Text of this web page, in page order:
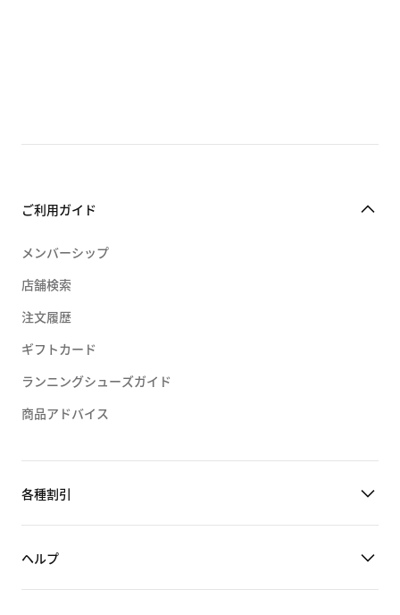
ご利用ガイド
メンバーシップ
店舗検索
注文履歴
ギフトカード
ランニングシューズガイド
商品アドバイス
各種割引
ヘルプ